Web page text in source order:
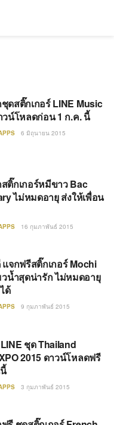
ดสติ๊กเกอร์ LINE Music
วน์โหลดก่อน 1 ก.ค. นี้
6 มิถุนายน 2015
ติ๊กเกอร์หมีขาว Bac
ไม่หมดอายุ ส่งให้เพื่อน
16 กุมภาพันธ์ 2015
แจกฟรีสติ๊กเกอร์ Mochi
น้ำสุดน่ารัก ไม่หมดอายุ
ด้
9 กุมภาพันธ์ 2015
ชุด Thailand
2015 ดาวน์โหลดฟรี
3 กุมภาพันธ์ 2015